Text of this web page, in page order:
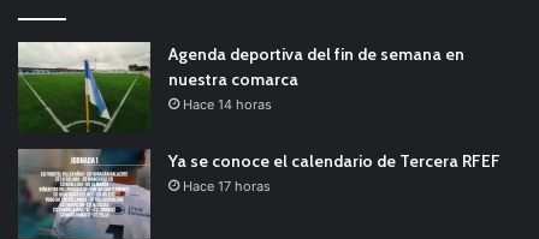
Agenda deportiva del fin de semana en
nuestra comarca
Hace 14 horas
Ya se conoce el calendario de Tercera RFEF
Hace 17 horas